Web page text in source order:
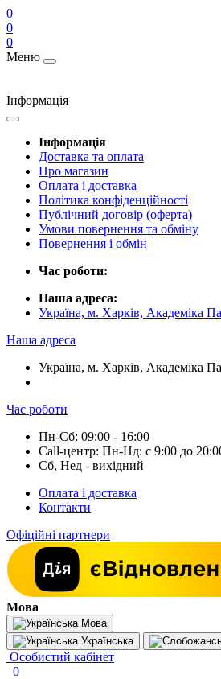
0
0
0
Меню
Інформація
Інформація
Доставка та оплата
Про магазин
Оплата і доставка
Політика конфіденційності
Публічний договір (оферта)
Умови повернення та обміну
Повернення і обмін
Час роботи:
Наша адреса:
Україна, м. Харків, Академіка
Наша адреса
Україна, м. Харків, Академіка
Час роботи
Пн-Сб: 09:00 - 16:00
Call-центр: Пн-Нд: с 9:00 до
Сб, Нед - вихідний
Оплата і доставка
Контакти
Офіційні партнери
Мова
Мова
Українська
Особистий кабінет
0